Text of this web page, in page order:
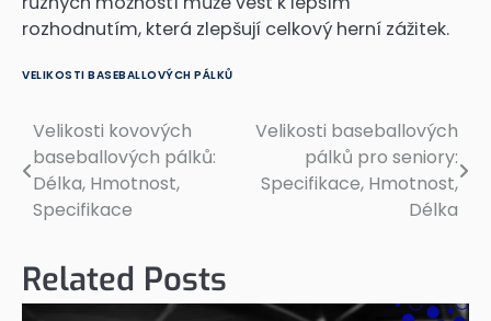
rozhodnutím, která zlepšují celkový herní zážitek.
VELIKOSTI BASEBALLOVÝCH PÁLKŮ
Post
navigation
Velikosti kovových
baseballových pálků:
Délka, Hmotnost,
Specifikace
Velikosti baseballových
pálků pro seniory:
Specifikace, Hmotnost,
Délka
Related Posts